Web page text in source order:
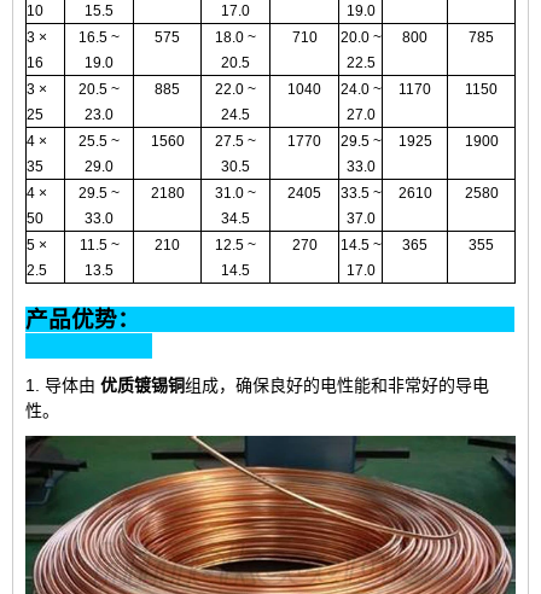
10 15.5 17.0
19.0
3 ×
16
16.5 ~
19.0
575
18.0 ~
20.5
710
20.0 ~
22.5
800 785
3 ×
25
20.5 ~
23.0
885
22.0 ~
24.5
1040
24.0 ~
27.0
1170 1150
4 ×
35
25.5 ~
29.0
1560
27.5 ~
30.5
1770
29.5 ~
33.0
1925 1900
4 ×
50
29.5 ~
33.0
2180
31.0 ~
34.5
2405
33.5 ~
37.0
2610 2580
5 ×
2.5
11.5 ~
13.5
210
12.5 ~
14.5
270
14.5 ~
17.0
365 355
产品优势：
1. 导体由 优质镀锡铜组成，确保良好的电性能和非常好的导电
性。